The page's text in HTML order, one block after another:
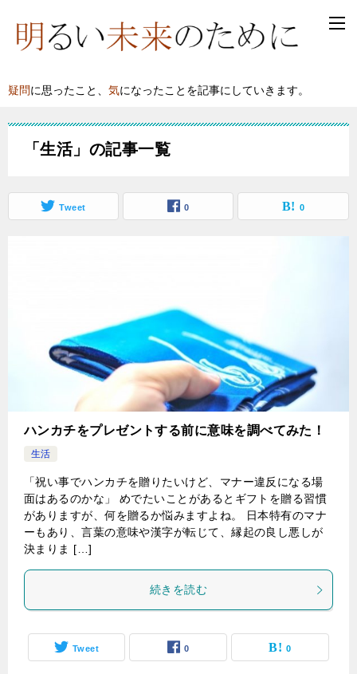
疑問に思ったこと、 気になったことを記事にしていきます。
「生活」の記事一覧
Tweet 0 0
ハンカチをプレゼントする前に意味を調べてみた！
生活
「祝い事でハンカチを贈りたいけど、マナー違反になる場
面はあるのかな」 めでたいことがあるとギフトを贈る習慣
がありますが、何を贈るか悩みますよね。 日本特有のマナ
ーもあり、言葉の意味や漢字が転じて、縁起の良し悪しが
決まりま […]
続きを読む
Tweet 0 0